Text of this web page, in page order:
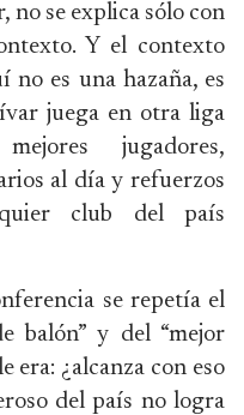
no se explica sólo con
Y el contexto
no es una hazaña, es
juega en otra liga
jugadores,
al día y refuerzos
club del país
se repetía el
balón” y del “mejor
era: ¿alcanza con eso
del país no logra